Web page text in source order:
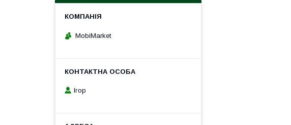
MobiMarket
Ігор